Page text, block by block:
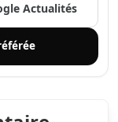
Actualités